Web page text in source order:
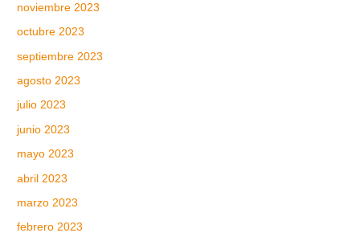
noviembre 2023
octubre 2023
septiembre 2023
agosto 2023
julio 2023
junio 2023
mayo 2023
abril 2023
marzo 2023
febrero 2023